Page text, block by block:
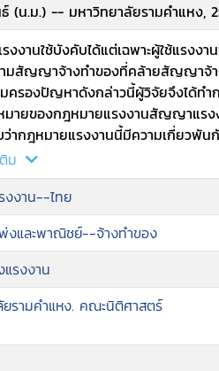
(น.ม.) -- มหาวิทยาลัยรามคำแหง,
งงานใช้บังคับได้แต่เฉพาะผู้ใช้แรง
มสัญญาจ้างทำของที่คล้ายสัญญาจ้า
ครองปัญหาดังกล่าวนี้ผู้วิจัยจึงได้ทำ
มายของกฎหมายแรงงานสัญญาแร
ากฎหมายแรงงานนี้มีความเกี่ยวพั
หมายแรงงานในประเทศไทยยังไม่มี
ญาจ้างทำของที่คล้ายสัญญาจ้างแร
งงานของไทยเพื่อให้สามารถบังคับใ
ม
งงาน--ไทย
งและพาณิชย์--จ้างทำของ
รงงาน
ยรามคำแหง. คณะนิติศาสตร์